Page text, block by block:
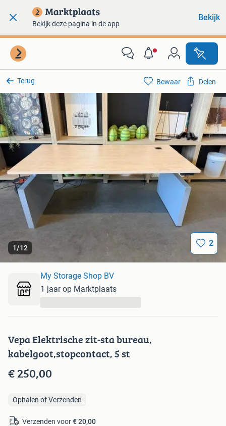
Bekijk deze pagina in de app
Bekijk
Terug
1/12 2
Bewaar Delen
Vepa Elektrische zit-sta bureau,
kabelgoot,stopcontact, 5 st
€ 250,00
Ophalen of Verzenden
Verzenden voor€ 20,00
My Storage Shop BV
1 jaar op Marktplaats